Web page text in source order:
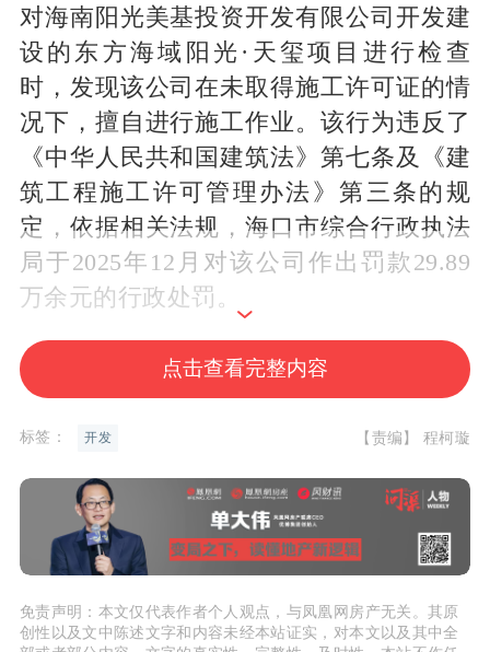
对海南阳光美基投资开发有限公司开发建
设的东方海域阳光·天玺项目进行检查
时，发现该公司在未取得施工许可证的情
况下，擅自进行施工作业。该行为违反了
《中华人民共和国建筑法》第七条及《建
筑工程施工许可管理办法》第三条的规
定，依据相关法规，海口市综合行政执法
局于2025年12月对该公司作出罚款29.89
万余元的行政处罚。
根据公开渠道查询，海南阳光美基投资开
发有限公司涉及限制消费令102起，涉案
总金额高达6.8亿元。其中，海口市综合行
元的罚款一案、长安国际信托股份有限公
司申请执行涉案金额超2.6亿元的民事一案
等，法院对海南阳光美基投资开发有限公
司法定代表人史某某等采取限制高消费措
施。
点击查看完整内容
标签： 开发 【责编】 程柯璇
免责声明：本文仅代表作者个人观点，与凤凰网房产无关。其原
创性以及文中陈述文字和内容未经本站证实，对本文以及其中全